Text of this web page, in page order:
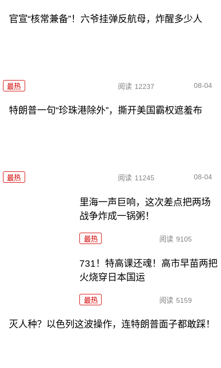
官宣“核常兼备”！六爷挂弹反航母，炸醒多少人
最热 阅读 12237 08-04
特朗普一句“珍珠港除外”，撕开美国霸权遮羞布
最热 阅读 11245 08-04
里海一声巨响，这次差点把两场
战争炸成一锅粥！
最热 阅读 9105
731！特高课还魂！高市早苗两把
火烧穿日本国运
最热 阅读 5159
灭人种？以色列这波操作，连特朗普面子都敢踩！